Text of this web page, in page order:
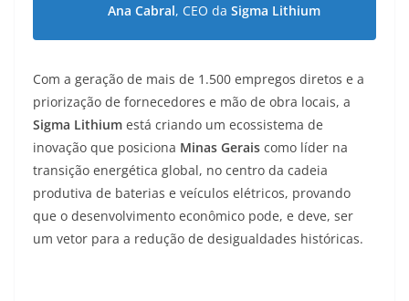
Ana Cabral, CEO da Sigma Lithium
Com a geração de mais de 1.500 empregos diretos e a
priorização de fornecedores e mão de obra locais, a
Sigma Lithium está criando um ecossistema de
inovação que posiciona Minas Gerais como líder na
transição energética global, no centro da cadeia
produtiva de baterias e veículos elétricos, provando
que o desenvolvimento econômico pode, e deve, ser
um vetor para a redução de desigualdades históricas.